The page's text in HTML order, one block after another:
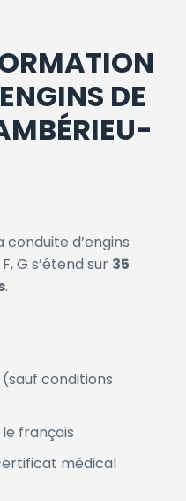
DE
d’engins
F, G s’étend sur 35
.
(sauf conditions
français
médical